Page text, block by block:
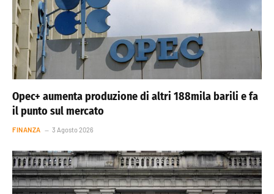
Opec+ aumenta produzione di altri 188mila barili e fa
il punto sul mercato
FINANZA 3 Agosto 2026